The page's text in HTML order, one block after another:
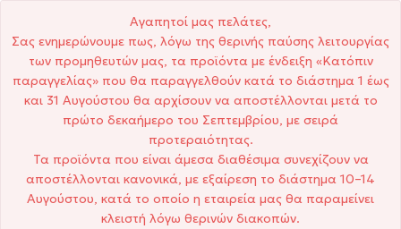
Αγαπητοί μας πελάτες,
Σας ενημερώνουμε πως, λόγω της θερινής παύσης λειτουργίας
των προμηθευτών μας, τα προϊόντα με ένδειξη «Κατόπιν
παραγγελίας» που θα παραγγελθούν κατά το διάστημα 1 έως
και 31 Αυγούστου θα αρχίσουν να αποστέλλονται μετά το
πρώτο δεκαήμερο του Σεπτεμβρίου, με σειρά
προτεραιότητας.
Τα προϊόντα που είναι άμεσα διαθέσιμα συνεχίζουν να
αποστέλλονται κανονικά, με εξαίρεση το διάστημα 10–14
Αυγούστου, κατά το οποίο η εταιρεία μας θα παραμείνει
κλειστή λόγω θερινών διακοπών.